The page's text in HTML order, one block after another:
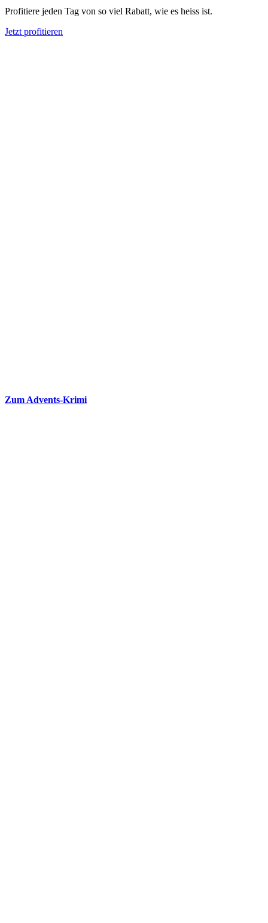
Profitiere jeden Tag von so viel Rabatt, wie es heiss ist.
Jetzt profitieren
Zum Advents-Krimi